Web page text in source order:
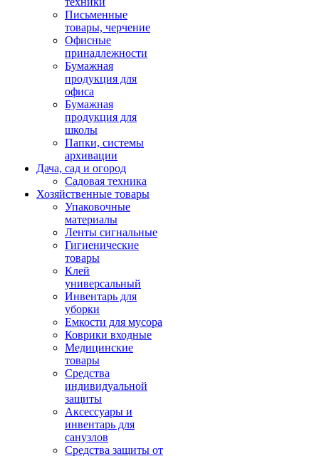
Письменные
товары, черчение
Офисные
принадлежности
Бумажная
продукция для
офиса
Бумажная
продукция для
школы
Папки, системы
архивации
Дача, сад и огород
Садовая техника
Хозяйственные товары
Упаковочные
материалы
Ленты сигнальные
Гигиенические
товары
Клей
универсальный
Инвентарь для
уборки
Емкости для мусора
Коврики входные
Медицинские
товары
Средства
индивидуальной
защиты
Аксессуары и
инвентарь для
санузлов
Средства защиты от